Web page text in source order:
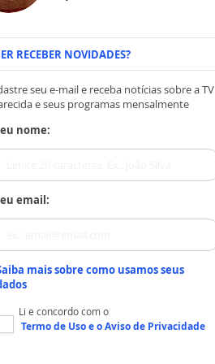
RECEBER NOVIDADES?
seu e-mail e receba notícias sobre a TV
e seus programas mensalmente
nome:
email:
mais sobre como usamos seus
Li e concordo com o
Termo de Usoe oAviso de Privacidade